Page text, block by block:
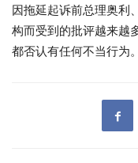
因拖延起诉前总理奥利
构而受到的批评越来越
都否认有任何不当行为。